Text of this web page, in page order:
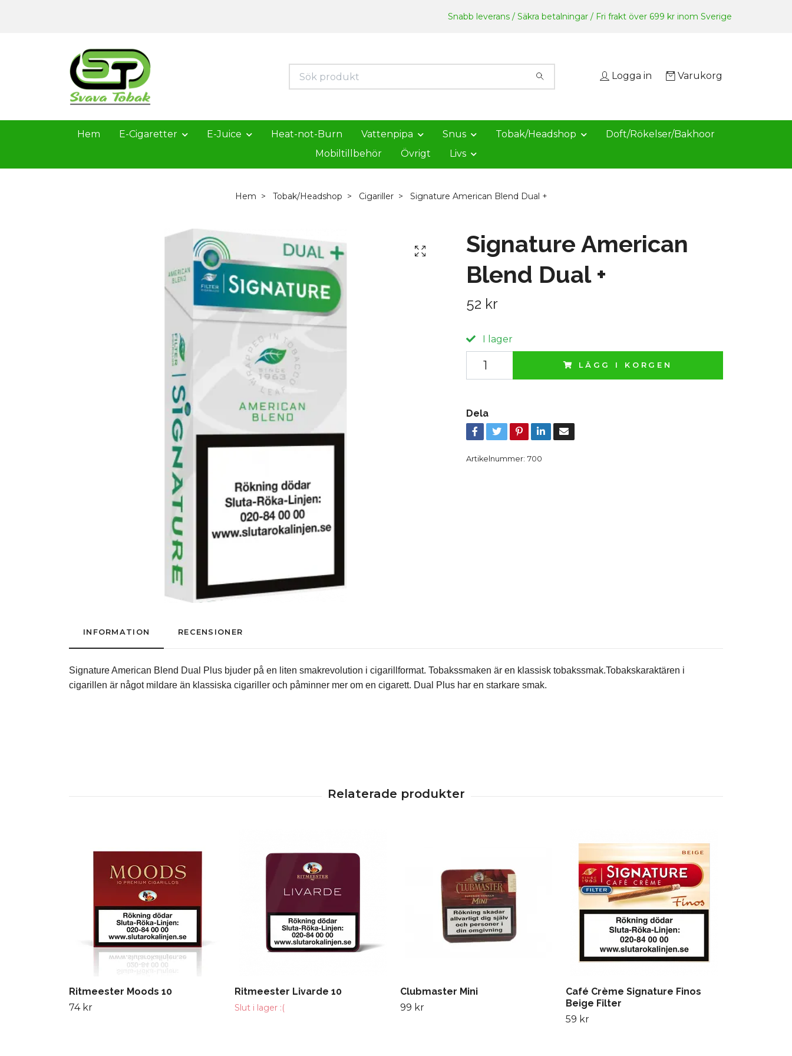
Snabb leverans / Säkra betalningar / Fri frakt över 699 kr inom Sverige
Logga in Varukorg
Hem E-Cigaretter E-Juice Heat-not-Burn Vattenpipa Snus Tobak/Headshop
Doft/Rökelser/Bakhoor
Mobiltillbehör
Övrigt Livs
Hem Tobak/Headshop Cigariller Signature American Blend Dual +
Signature American
Blend Dual +
52 kr
I lager
LÄGG I KORGEN
Dela
Artikelnummer: 700
INFORMATION RECENSIONER
Signature American Blend Dual Plus bjuder på en liten smakrevolution i cigarillformat. Tobakssmaken är en klassisk tobakssmak.Tobakskaraktären i
cigarillen är något mildare än klassiska cigariller och påminner mer om en cigarett. Dual Plus har en starkare smak.
Ritmeester Moods 10
74 kr
Ritmeester Livarde 10
Slut i lager :(
Clubmaster Mini
99 kr
Café Crème Signature Finos
Beige Filter
59 kr